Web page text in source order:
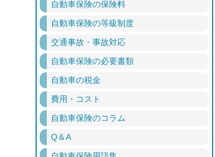
自動車保険の保険料
自動車保険の等級制度
交通事故・事故対応
自動車保険の必要書類
自動車の税金
費用・コスト
自動車保険のコラム
Q＆A